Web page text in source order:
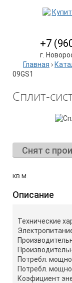
+7
г.
Главная ›
09GS1
Сплит-
Снят с
кв.м.
Описание
Технические
Потребл.
Потребл.
Коэфициент